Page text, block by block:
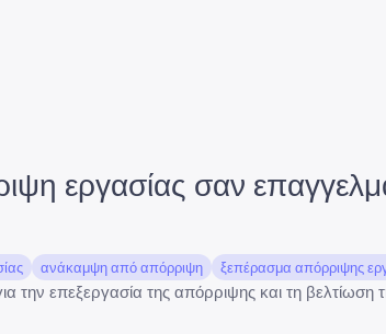
εργασίας σαν
ανάκαμψη από απόρριψη ξεπέρασμα απόρριψης
την επεξεργασία της απόρριψης και τη